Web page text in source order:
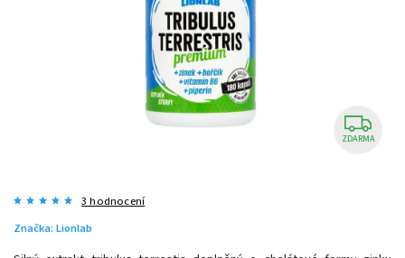
ZDARMA
3 hodnocení
Značka: Lionlab